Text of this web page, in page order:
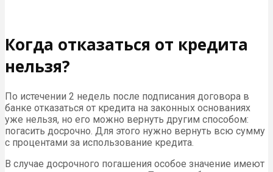
Когда отказаться от кредита
нельзя?
По истечении 2 недель после подписания договора в
банке отказаться от кредита на законных основаниях
уже нельзя, но его можно вернуть другим способом:
погасить досрочно. Для этого нужно вернуть всю сумму
с процентами за использование кредита.
В случае досрочного погашения особое значение имеют